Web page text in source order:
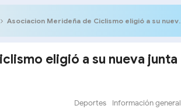
Asociacion Merideña de Ciclismo eligió a su nueva junta directiva
eligió a su nueva junta
Deportes Información general